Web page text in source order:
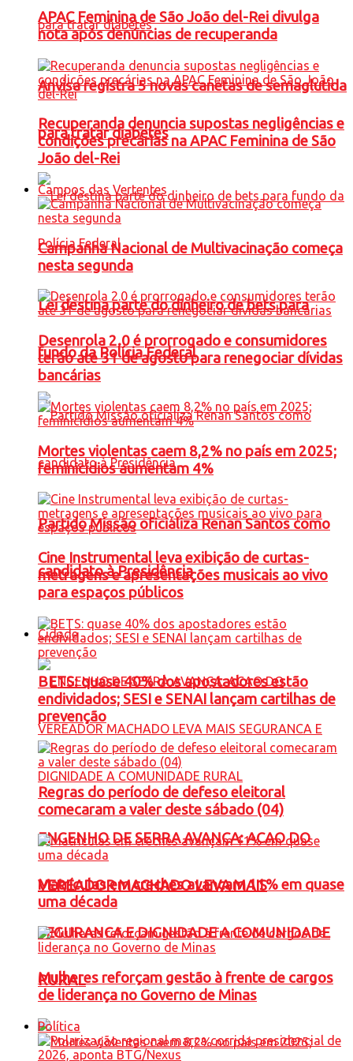
Anvisa registra 5 novas canetas de semaglutida
para tratar diabetes
Lei destina parte do dinheiro de bets para
fundo da Polícia Federal
Partido Missão oficializa Renan Santos como
candidato à Presidência
Cidade
ENGENHO DE SERRA AVANÇA: ACAO DO
VEREADOR MACHADO LEVA MAIS
SEGURANCA E DIGNIDADE A COMUNIDADE
RURAL
APAC Feminina de São João del-Rei divulga
nota após denúncias de recuperanda
Recuperanda denuncia supostas negligências e
condições precárias na APAC Feminina de São
João del-Rei
Campos das Vertentes
Campanha Nacional de Multivacinação começa
nesta segunda
Desenrola 2.0 é prorrogado e consumidores
terão até 31 de agosto para renegociar dívidas
bancárias
Mortes violentas caem 8,2% no país em 2025;
feminicídios aumentam 4%
Cine Instrumental leva exibição de curtas-
metragens e apresentações musicais ao vivo
para espaços públicos
BETS: quase 40% dos apostadores estão
endividados; SESI e SENAI lançam cartilhas de
prevenção
Regras do período de defeso eleitoral
comecaram a valer deste sábado (04)
Matrículas em creches avançam 11% em quase
uma década
Mulheres reforçam gestão à frente de cargos
de liderança no Governo de Minas
Política